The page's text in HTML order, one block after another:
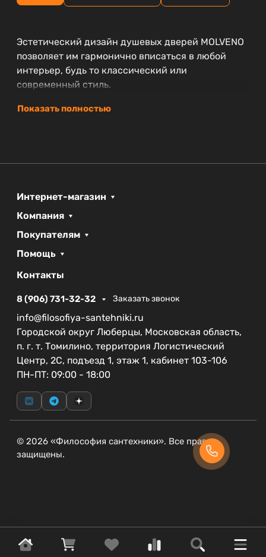
Эстетический дизайн душевых дверей MOLVENO
позволяет им гармонично вписаться в любой
интерьер, будь то классический или
современный стиль.
Показать полностью
Интернет-магазин
Компания
Покупателям
Помощь
Контакты
8 (906) 731-32-32 Заказать звонок
info@filosofiya-santehniki.ru
Городской округ Люберцы, Московская область,
п. г. т. Томилино, территория Логистический
Центр, 2С, подъезд 1, этаж 1, кабинет 103-106
ПН-ПТ: 09:00 - 18:00
© 2026 «Философия сантехники». Все права
защищены.